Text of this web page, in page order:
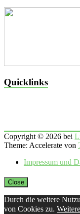
Quicklinks
Copyright © 2026 bei
Theme: Accelerate von
Impressum und
Close
Durch die weitere
von Cookies zu.